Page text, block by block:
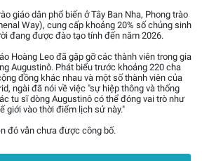
giáo dân phổ biến ở Tây Ban Nha, Phong trào
Way), cung cấp khoảng 20% số chủng sinh
đang được đào tạo tính đến năm 2026.
Hoàng Leo đã gặp gỡ các thành viên trong gia
Augustinô. Phát biểu trước khoảng 220 cha
đồng khác nhau và một số thành viên của
ngài đã nói về việc "sự hiệp thông và thống
tu sĩ dòng Augustinô có thể đóng vai trò như
giới vào thời điểm lịch sử này."
đó vẫn chưa được công bố.